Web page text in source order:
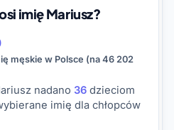
imię Mariusz?
męskie w Polsce (na 46 202
nadano 36 dzieciom
imię dla chłopców